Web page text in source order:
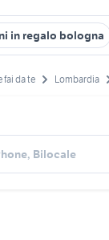
in regalo bologna
fai da te Lombardia